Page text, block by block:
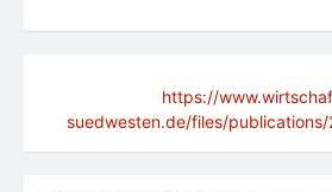
https://
suedwesten.de/files/publications/